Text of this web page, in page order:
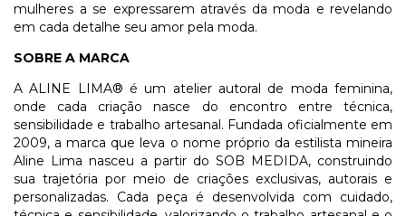
mulheres a se expressarem através da moda e revelando
em cada detalhe seu amor pela moda.
SOBRE A MARCA
A ALINE LIMA® é um atelier autoral de moda feminina,
onde cada criação nasce do encontro entre técnica,
sensibilidade e trabalho artesanal. Fundada oficialmente em
2009, a marca que leva o nome próprio da estilista mineira
Aline Lima nasceu a partir do SOB MEDIDA, construindo
sua trajetória por meio de criações exclusivas, autorais e
personalizadas. Cada peça é desenvolvida com cuidado,